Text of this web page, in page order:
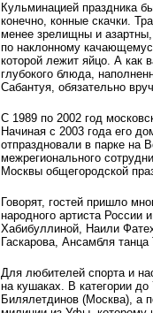
Кульминацией праздника
конечно, конные скачки.
менее зрелищны и
по наклонному
которой лежит яйцо. А как
глубокого блюда,
Сабантуя, обязательно
С 1989 по 2002 год
Начиная с 2003 года его
отпраздновали в парке на
межрегионального
Москвы общегородской
Говорят, гостей пришло
народного артиста России
Хабибуллиной, Наили
Гаскарова, Ансамбля танца
Для любителей спорта и
на кушаках. В категории
Билялетдинов (Москва), а